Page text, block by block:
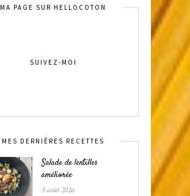
MA PAGE SUR HELLOCOTON
SUIVEZ-MOI
MES DERNIÈRES RECETTES
Salade de lentilles
améliorée
5 août 2026